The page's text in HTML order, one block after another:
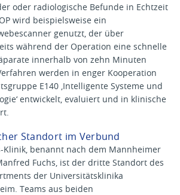
oder radiologische Befunde in Echtzeit
wird beispielsweise ein
genutzt, der über
während der Operation eine schnelle
innerhalb von zehn Minuten
werden in enger Kooperation
E140 ‚Intelligente Systeme und
entwickelt, evaluiert und in klinische
Standort im Verbund
Klinik, benannt nach dem Mannheimer
Fuchs, ist der dritte Standort des
der Universitätsklinika
Teams aus beiden